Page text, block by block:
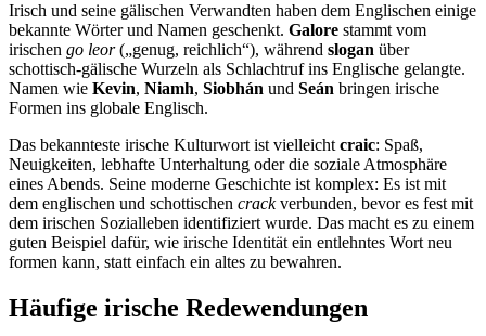
Irisch und seine gälischen Verwandten haben dem Englischen einige
bekannte Wörter und Namen geschenkt. Galore stammt vom
irischen go leor(„genug, reichlich“), während slogan über
schottisch-gälische Wurzeln als Schlachtruf ins Englische gelangte.
Namen wie Kevin, Niamh, Siobhán und Seán bringen irische
Formen ins globale Englisch.
Das bekannteste irische Kulturwort ist vielleicht craic: Spaß,
Neuigkeiten, lebhafte Unterhaltung oder die soziale Atmosphäre
eines Abends. Seine moderne Geschichte ist komplex: Es ist mit
dem englischen und schottischen crackverbunden, bevor es fest mit
dem irischen Sozialleben identifiziert wurde. Das macht es zu einem
guten Beispiel dafür, wie irische Identität ein entlehntes Wort neu
formen kann, statt einfach ein altes zu bewahren.
Häufige irische Redewendungen